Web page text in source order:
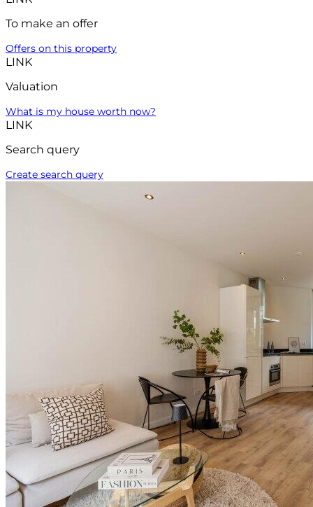
To make an offer
Offers on this property
LINK
Valuation
What is my house worth now?
LINK
Search query
Create search query